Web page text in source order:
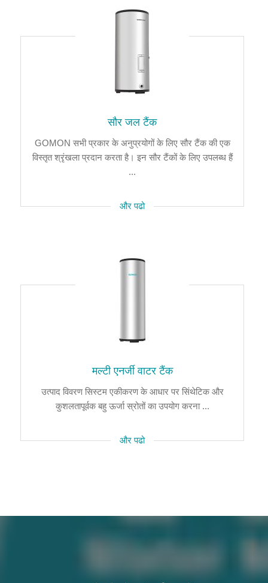
सौर जल टैंक
GOMON सभी प्रकार के अनुप्रयोगों के लिए सौर टैंक की एक
विस्तृत श्रृंखला प्रदान करता है। इन सौर टैंकों के लिए उपलब्ध हैं
...
और पढो
मल्टी एनर्जी वाटर टैंक
उत्पाद विवरण सिस्टम एकीकरण के आधार पर सिंथेटिक और
कुशलतापूर्वक बहु ऊर्जा स्रोतों का उपयोग करना ...
और पढो